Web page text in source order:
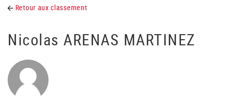
Retour aux classement
Nicolas ARENAS MARTINEZ